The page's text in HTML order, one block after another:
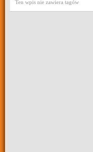
Ten wpis nie zawiera tagów